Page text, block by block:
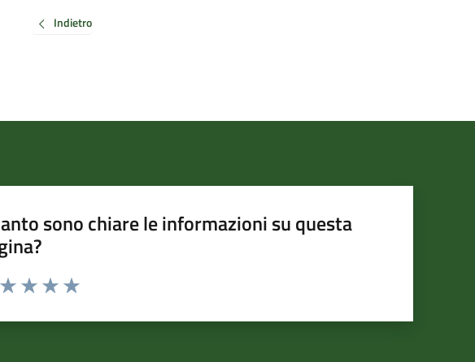
Indietro
sono chiare le informazioni su questa
da 1 a 5 stelle la pagina